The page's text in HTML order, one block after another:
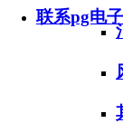
联系pg电